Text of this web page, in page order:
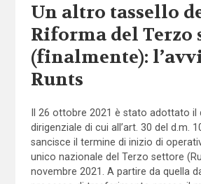
Un altro tassello
Riforma del Terzo
(finalmente):
Runts
Il 26 ottobre 2021 è stato adottato il
dirigenziale di cui all’art. 30 del d.m.
sancisce il termine di inizio di
unico nazionale del Terzo settore
novembre 2021. A partire da quella